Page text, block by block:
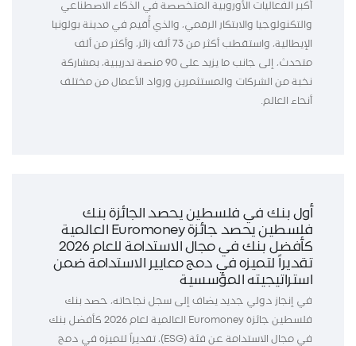
أكبر الفعاليات الأوروبية المتخصصة في الذكاء الاصطناعي
والتكنولوجيا والابتكار الرقمي، والذي أُقيم في مدينة بولونيا
الإيطالية، واستقطب أكثر من 73 ألف زائر، وأكثر من ألف
متحدث، إلى جانب ما يزيد على 90 منصة تدريبية، بمشاركة
نخبة من الشركات والمستثمرين ورواد الأعمال من مختلف
أنحاء العالم.
أول بنك في فلسطين يحصد الجائزة بنك
فلسطين يحصد جائزة Euromoney العالمية
كأفضل بنك في مجال الاستدامة للعام 2026
تقديراً لتميزه في دمج معايير الاستدامة ضمن
استراتيجيته المؤسسية
في إنجاز دولي جديد يضاف إلى سجل نجاحاته، حصد بنك
فلسطين جائزة Euromoney العالمية لعام 2026 كأفضل بنك
في مجال الاستدامة عن فئة (ESG)، تقديراً لتميزه في دمج